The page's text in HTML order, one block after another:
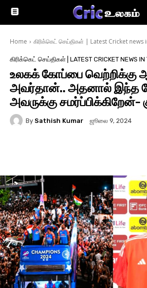
Home கிரிக்கெட் செய்திகள் | Latest Cricket news
கிரிக்கெட் செய்திகள் | LATEST CRICKET NEWS IN
உலகக் கோப்பை வெற்றிக்கு
அவர்தான்.. அதனால் இந்த
அவருக்கு சமர்ப்பிக்கிறேன்-
By Sathish Kumar ஜூலை 9, 2024